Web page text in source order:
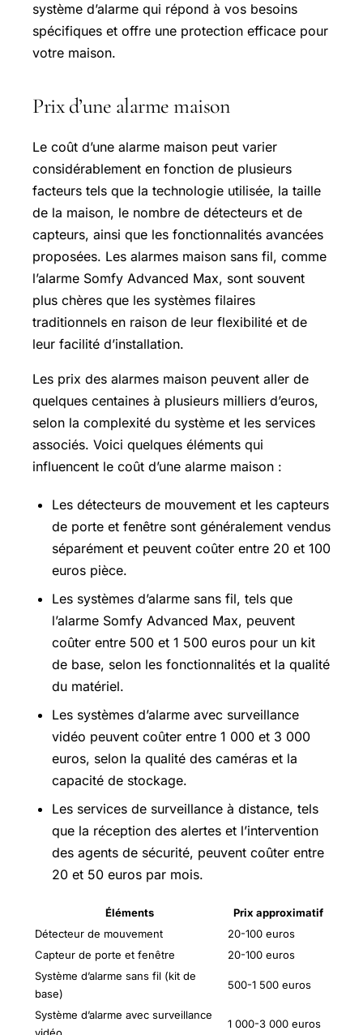
système d’alarme qui répond à vos besoins
spécifiques et offre une protection efficace pour
votre maison.
Prix d’une alarme maison
Le coût d’une alarme maison peut varier
considérablement en fonction de plusieurs
facteurs tels que la technologie utilisée, la taille
de la maison, le nombre de détecteurs et de
capteurs, ainsi que les fonctionnalités avancées
proposées. Les alarmes maison sans fil, comme
l’alarme Somfy Advanced Max, sont souvent
plus chères que les systèmes filaires
traditionnels en raison de leur flexibilité et de
leur facilité d’installation.
Les prix des alarmes maison peuvent aller de
quelques centaines à plusieurs milliers d’euros,
selon la complexité du système et les services
associés. Voici quelques éléments qui
influencent le coût d’une alarme maison :
Les détecteurs de mouvement et les capteurs
de porte et fenêtre sont généralement vendus
séparément et peuvent coûter entre 20 et 100
euros pièce.
Les systèmes d’alarme sans fil, tels que
l’alarme Somfy Advanced Max, peuvent
coûter entre 500 et 1 500 euros pour un kit
de base, selon les fonctionnalités et la qualité
du matériel.
Les systèmes d’alarme avec surveillance
vidéo peuvent coûter entre 1 000 et 3 000
euros, selon la qualité des caméras et la
capacité de stockage.
Les services de surveillance à distance, tels
que la réception des alertes et l’intervention
des agents de sécurité, peuvent coûter entre
20 et 50 euros par mois.
Éléments
Prix approximatif
Détecteur de mouvement
20-100 euros
Capteur de porte et fenêtre
20-100 euros
Système d’alarme sans fil (kit de
base)
500-1 500 euros
Système d’alarme avec surveillance
vidéo
1 000-3 000 euros